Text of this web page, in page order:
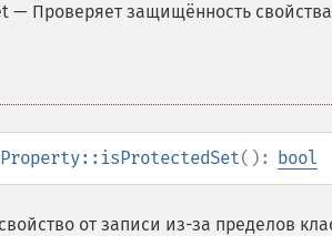
— Проверяет защищённость
(): bool
от записи из-за пределов